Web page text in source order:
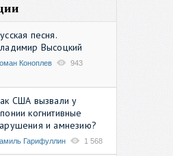
песня.
Высоцкий
Коноплев 943
США вызвали у
когнитивные
и амнезию?
Гарифуллин 1 568